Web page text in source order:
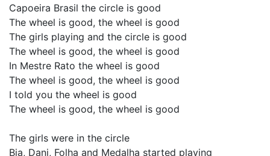
Capoeira Brasil the circle is good
The wheel is good, the wheel is good
The girls playing and the circle is good
The wheel is good, the wheel is good
In Mestre Rato the wheel is good
The wheel is good, the wheel is good
I told you the wheel is good
The wheel is good, the wheel is good
The girls were in the circle
Bia, Dani, Folha and Medalha started playing